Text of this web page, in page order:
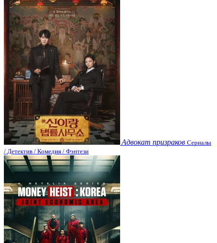
Адвокат призраков Сериалы
/ Детектив / Комедия / Фэнтези